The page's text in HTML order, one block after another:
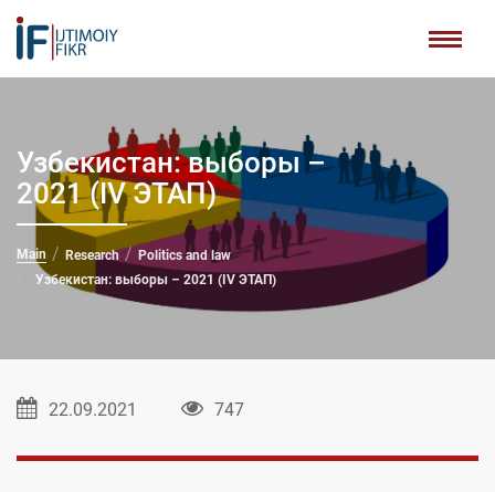
Узбекистан: выборы –
2021 (IV ЭТАП)
Main Research
Politics and law
Узбекистан: выборы – 2021 (IV ЭТАП)
22.09.2021 747